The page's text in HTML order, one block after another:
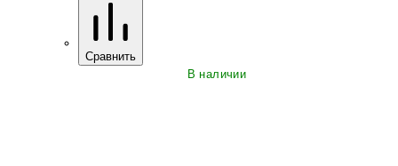
Сравнить
В наличии